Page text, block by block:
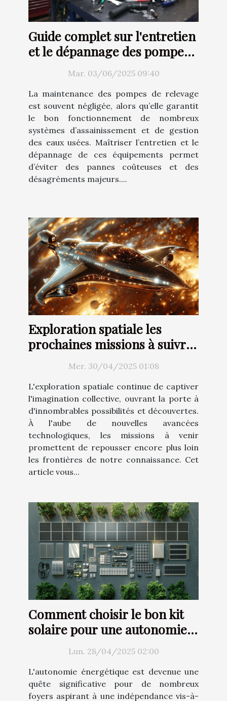
Guide complet sur l'entretien
et le dépannage des pompes
Mar. 03/06/2025 09:40
La maintenance des pompes de relevage
est souvent négligée, alors qu’elle garantit
le bon fonctionnement de nombreux
systèmes d’assainissement et de gestion
des eaux usées. Maîtriser l’entretien et le
dépannage de ces équipements permet
d’éviter des pannes coûteuses et des
désagréments majeurs....
Exploration spatiale les
prochaines missions à suivre
Mer. 30/04/2025 01:08
L'exploration spatiale continue de captiver
l'imagination collective, ouvrant la porte à
d'innombrables possibilités et découvertes.
À l'aube de nouvelles avancées
technologiques, les missions à venir
promettent de repousser encore plus loin
les frontières de notre connaissance. Cet
article vous...
Comment choisir le bon kit
solaire pour une autonomie
énergétique totale
Lun. 28/04/2025 02:00
L'autonomie énergétique est devenue une
quête significative pour de nombreux
foyers aspirant à une indépendance vis-à-